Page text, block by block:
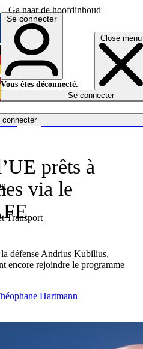
Ga naar de hoofdinhoud
Close menu
connecter
Transport
English
Deutsch
Español
Se connecter
Vous êtes déconnecté.
Se connecter
prêts à
via le
défense Andrius Kubilius,
encore rejoindre le programme
Hartmann